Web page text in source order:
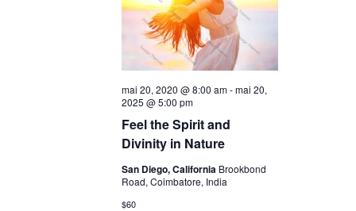
Feel the Spirit and
Divinity in Nature
mai 20, 2020 @ 8:00 am-mai 20,
2025 @ 5:00 pm
San Diego, California Brookbond
Road, Coimbatore, India
$60